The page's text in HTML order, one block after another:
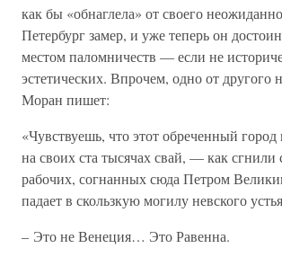
как бы «обнаглела» от своего
Петербург замер, и уже теперь он
местом паломничеств — если не
эстетических. Впрочем, одно от другого
Моран пишет:
«Чувствуешь, что этот обреченный
на своих ста тысячах свай, — как сгнили
рабочих, согнанных сюда Петром
падает в скользкую могилу невского
– Это не Венеция… Это Равенна.